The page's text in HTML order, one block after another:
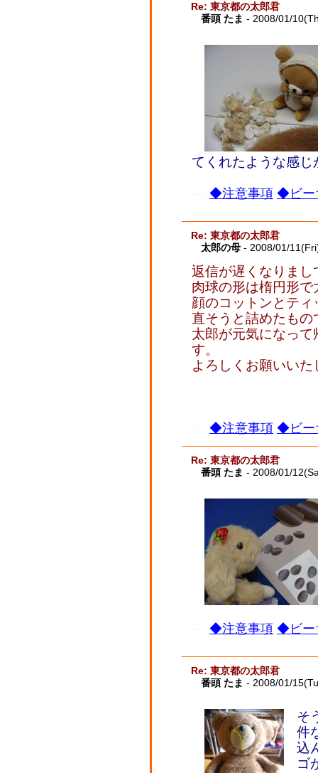
Re: 東京都の太郎君
番頭 たま - 2008/01/
てくれたような感じ
◆注意事項 ◆ビー
Re: 東京都の太郎君
太郎の母 - 2008/01/
返信が遅くなりま
肉球の形は楕円形で
顔のコットンとテ
直そうと詰めたも
太郎が元気になっ
す。
よろしくお願いいた
◆注意事項 ◆ビー
Re: 東京都の太郎君
番頭 たま - 2008/01/
◆注意事項 ◆ビー
Re: 東京都の太郎君
番頭 たま - 2008/01/
そ
件
込
ゴ